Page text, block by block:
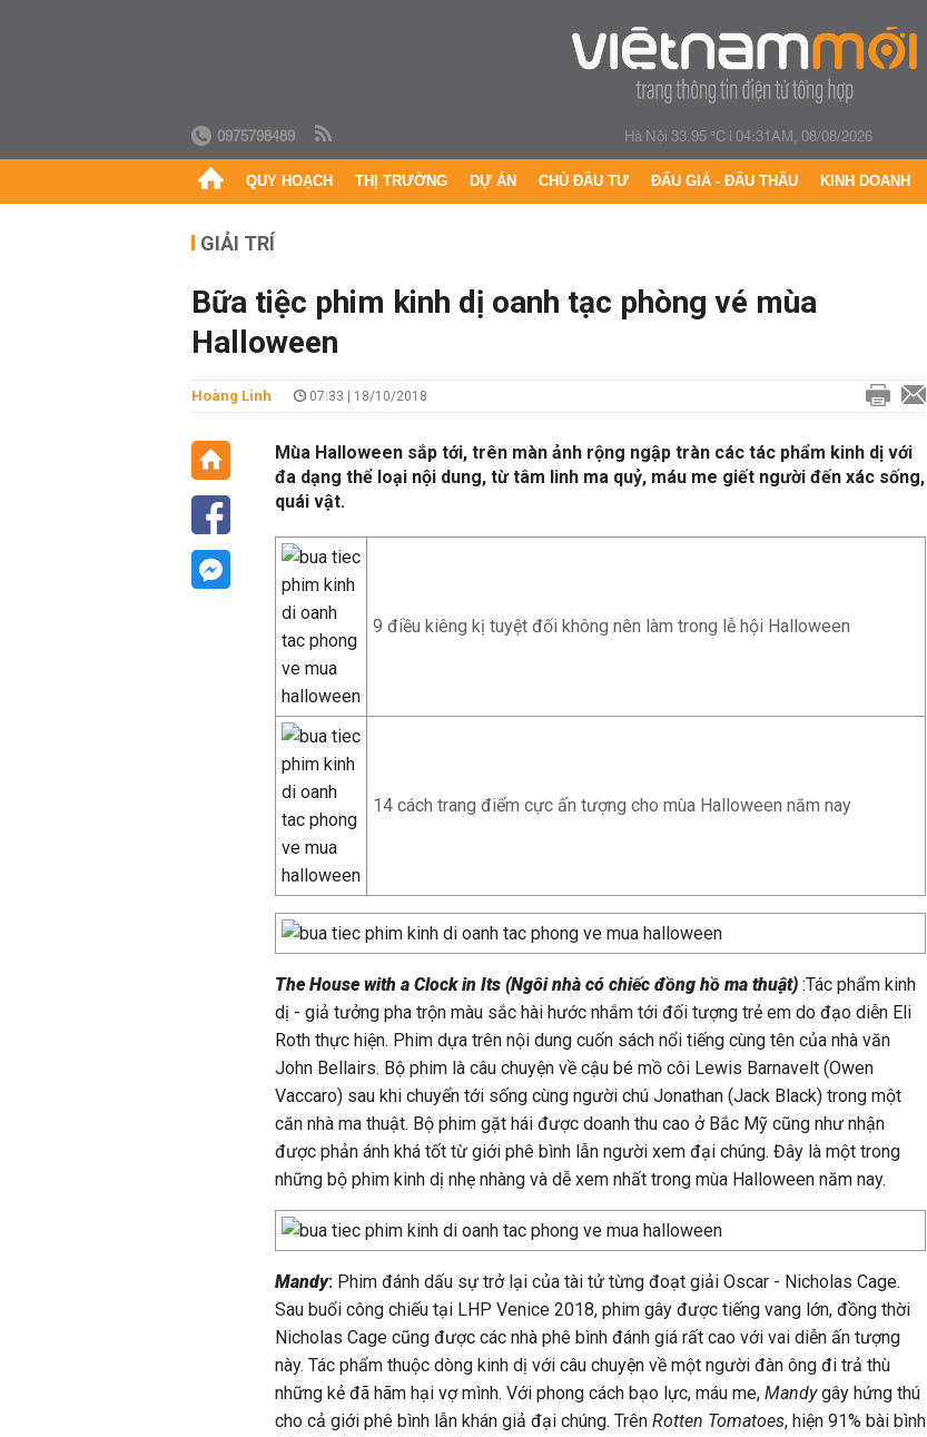
0975798489 Hà Nội 33.95 °C|04:31AM, 08/08/2026
QUY HOẠCH THỊ TRƯỜNG DỰ ÁN CHỦ ĐẦU TƯ ĐẤU GIÁ - ĐẤU THẦU KINH DOANH
GIẢI TRÍ
Bữa tiệc phim kinh dị oanh tạc phòng vé mùa
Halloween
Hoàng Linh 07:33 | 18/10/2018
Mùa Halloween sắp tới, trên màn ảnh rộng ngập tràn các tác phẩm kinh dị với
đa dạng thể loại nội dung, từ tâm linh ma quỷ, máu me giết người đến xác sống,
quái vật.
9 điều kiêng kị tuyệt đối không nên làm trong lễ hội Halloween
14 cách trang điểm cực ấn tượng cho mùa Halloween năm nay
The House with a Clock in Its (Ngôi nhà có chiếc đồng hồ ma thuật) :Tác phẩm kinh
dị - giả tưởng pha trộn màu sắc hài hước nhắm tới đối tượng trẻ em do đạo diễn Eli
Roth thực hiện. Phim dựa trên nội dung cuốn sách nổi tiếng cùng tên của nhà văn
John Bellairs. Bộ phim là câu chuyện về cậu bé mồ côi Lewis Barnavelt (Owen
Vaccaro) sau khi chuyển tới sống cùng người chú Jonathan (Jack Black) trong một
căn nhà ma thuật. Bộ phim gặt hái được doanh thu cao ở Bắc Mỹ cũng như nhận
được phản ánh khá tốt từ giới phê bình lẫn người xem đại chúng. Đây là một trong
những bộ phim kinh dị nhẹ nhàng và dễ xem nhất trong mùa Halloween năm nay.
Mandy: Phim đánh dấu sự trở lại của tài tử từng đoạt giải Oscar - Nicholas Cage.
Sau buổi công chiếu tại LHP Venice 2018, phim gây được tiếng vang lớn, đồng thời
Nicholas Cage cũng được các nhà phê bình đánh giá rất cao với vai diễn ấn tượng
này. Tác phẩm thuộc dòng kinh dị với câu chuyện về một người đàn ông đi trả thù
những kẻ đã hãm hại vợ mình. Với phong cách bạo lực, máu me, Mandygây hứng thú
cho cả giới phê bình lẫn khán giả đại chúng. Trên Rotten Tomatoes, hiện 91% bài bình